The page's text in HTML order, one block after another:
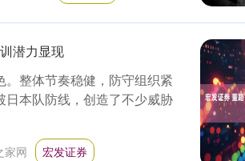
潜力显现
整体节奏稳健，防守组织紧
本队防线，创造了不少威胁
家网 宏发证券